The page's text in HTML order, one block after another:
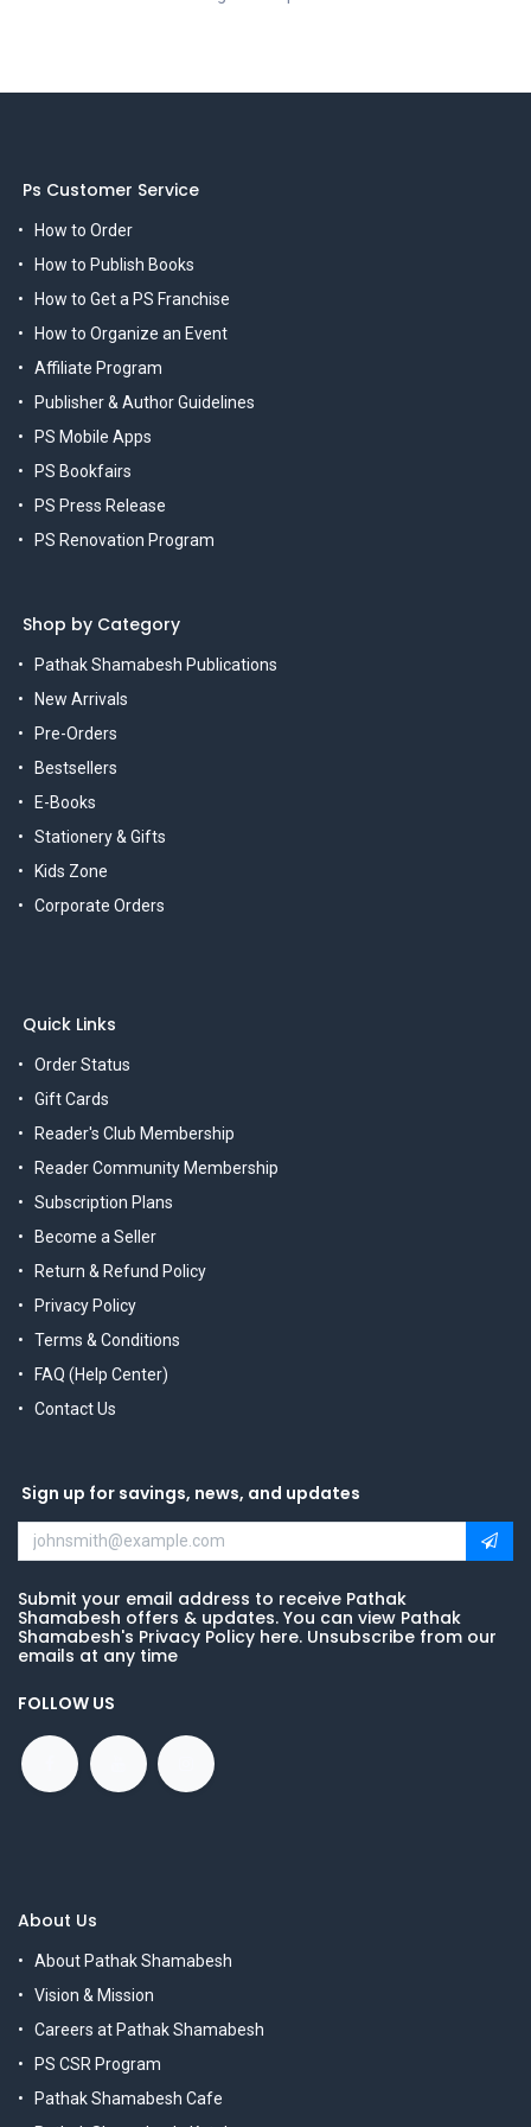
Ps Customer Service
How to Order
How to Publish Books
How to Get a PS Franchise
How to Organize an Event
Affiliate Program
Publisher & Author Guidelines
PS Mobile Apps
PS Bookfairs
PS Press Release
PS Renovation Program
Shop by Category
Pathak Shamabesh Publications
New Arrivals
Pre-Orders
Bestsellers
E-Books
Stationery & Gifts
Kids Zone
Corporate Orders
Quick Links
Order Status
Gift Cards
Reader's Club Membership
Reader Community Membership
Subscription Plans
Become a Seller
Return & Refund Policy
Privacy Policy
Terms & Conditions
FAQ (Help Center)
Contact Us
Sign up for savings, news, and updates
Submit your email address to receive Pathak
Shamabesh offers & updates. You can view Pathak
Shamabesh's Privacy Policy here. Unsubscribe from our
emails at any time
FOLLOW US
About Us
About Pathak Shamabesh
Vision & Mission
Careers at Pathak Shamabesh
PS CSR Program
Pathak Shamabesh Cafe